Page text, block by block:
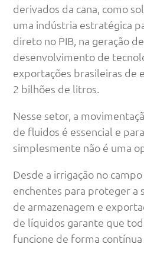
derivados da cana, como
uma indústria estratégica
direto no PIB, na geração
desenvolvimento de
exportações brasileiras de
2 bilhões de litros.
Nesse setor, a
de fluidos é essencial e
simplesmente não é uma
Desde a irrigação no
enchentes para proteger a
de armazenagem e
de líquidos garante que
funcione de forma